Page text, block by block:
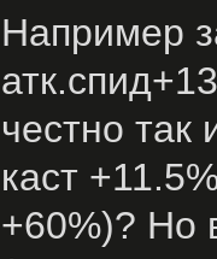
Например
честно так
каст
+60%)? Но